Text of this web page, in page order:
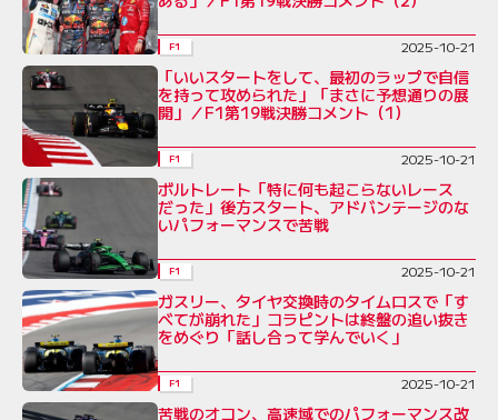
F1 2025-10-21
「いいスタートをして、最初のラップで自信
を持って攻められた」「まさに予想通りの展
開」／F1第19戦決勝コメント（1）
F1 2025-10-21
ボルトレート「特に何も起こらないレース
だった」後方スタート、アドバンテージのな
いパフォーマンスで苦戦
F1 2025-10-21
ガスリー、タイヤ交換時のタイムロスで「す
べてが崩れた」コラピントは終盤の追い抜き
をめぐり「話し合って学んでいく」
F1 2025-10-21
苦戦のオコン、高速域でのパフォーマンス改